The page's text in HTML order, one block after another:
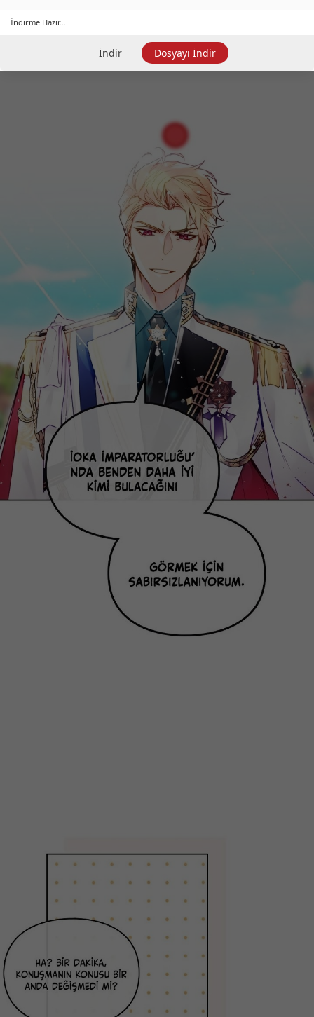
İndirme Hazır...
İndir Dosyayı İndir